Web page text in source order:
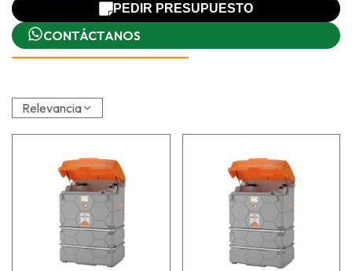
PEDIR PRESUPUESTO
CONTÁCTANOS
Relevancia